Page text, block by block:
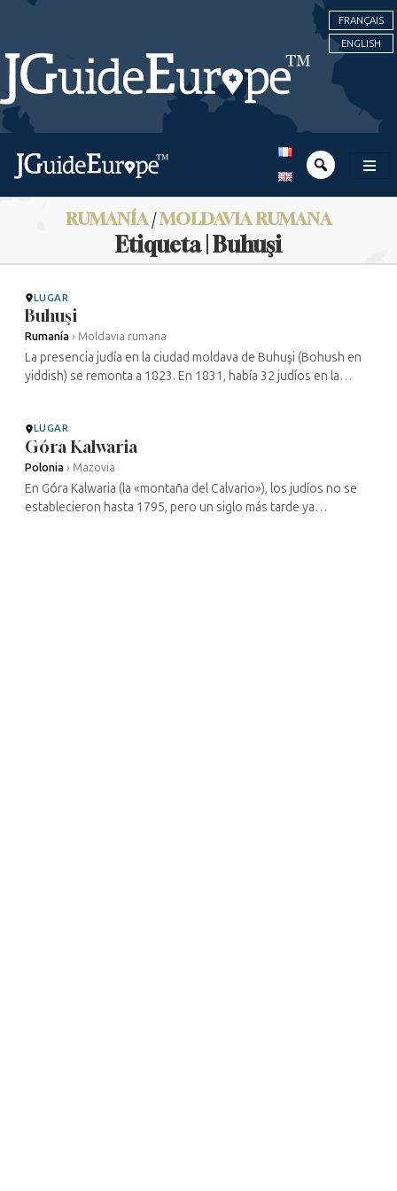
FRANÇAIS
ENGLISH
RUMANÍA/MOLDAVIA RUMANA
Etiqueta | Buhuşi
LUGAR
Buhuşi
Rumanía › Moldavia rumana
La presencia judía en la ciudad moldava de Buhuşi (Bohush en
yiddish) se remonta a 1823. En 1831, había 32 judíos en la
LUGAR
Góra Kalwaria
Polonia › Mazovia
En Góra Kalwaria (la «montaña del Calvario»), los judíos no se
establecieron hasta 1795, pero un siglo más tarde ya